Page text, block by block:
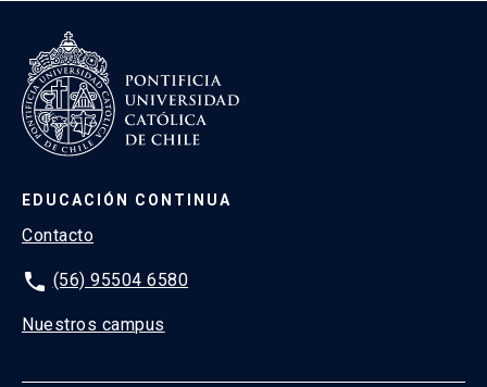
EDUCACIÓN CONTINUA
Contacto
phone (56) 95504 6580
Nuestros campus